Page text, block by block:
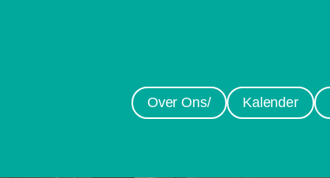
Over Ons/ Kalender